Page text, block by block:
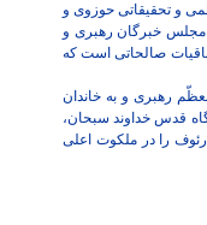
و تحقیقاتی حوزوی و
مجلس خبرگان رهبری و
صالحاتی است که
رهبری و به خاندان
قدس خداوند سبحان،
را در ملکوت اعلی